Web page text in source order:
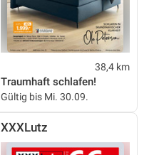
38,4 km
Traumhaft schlafen!
Gültig bis Mi. 30.09.
XXXLutz